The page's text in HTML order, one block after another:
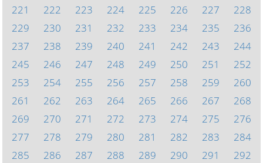
221
222 223 224 225 226 227
228
229
230 231 232 233 234 235
236
237
238 239 240 241 242 243
244
245
246 247 248 249 250 251
252
253
254 255 256 257 258 259
260
261
262 263 264 265 266 267
268
269
270 271 272 273 274 275
276
277
278 279 280 281 282 283
284
285
286 287 288 289 290 291
292